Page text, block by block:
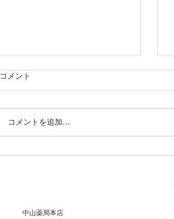
コメント
コメントを追加…
中山薬局本店